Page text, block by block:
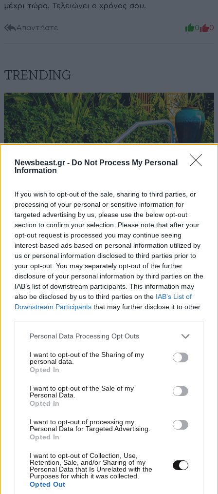
Newsbeast.gr - Do Not Process My Personal
Information
If you wish to opt-out of the sale, sharing to third parties, or
processing of your personal or sensitive information for
targeted advertising by us, please use the below opt-out
section to confirm your selection. Please note that after your
opt-out request is processed you may continue seeing
interest-based ads based on personal information utilized by
us or personal information disclosed to third parties prior to
your opt-out. You may separately opt-out of the further
disclosure of your personal information by third parties on the
IAB’s list of downstream participants. This information may
also be disclosed by us to third parties on the IAB’s List of
Downstream Participants that may further disclose it to other
Please note that this website/app uses one or more Google
not limited to your visit or usage behaviour. You may click to
grant or deny consent to Google and its third-party tags to
use your data for below specified purposes in below Google
consent section.
Personal Data Processing Opt Outs
I want to opt-out of the Sharing of my
personal data.
Opted In
I want to opt-out of the Sale of my
Personal Data.
Opted In
I want to opt-out of processing my
Personal Data for Targeted Advertising.
Opted In
I want to opt-out of Collection, Use,
Retention, Sale, and/or Sharing of my
Personal Data that Is Unrelated with the
Purposes for which it was collected.
Opted Out
μέχρι τώρα. Τελειώνει ο χρόνος σου.
Απαντήστε 0 0
TRENDING
ΕΛΛΑΔΑ21 λ. πριν
Ιδιοκτήτης beach bar στην Πάρο για τον γονέα
του παιδιού που πνίγηκε: Είχε ξαναέρθει πριν
έναν μήνα και με τον τρόπο μας προσπαθήσαμε
να τον διώξουμε